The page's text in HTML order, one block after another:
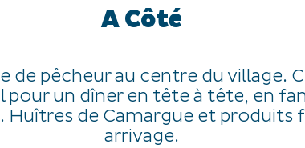
A Côté
de pêcheur au centre du village.
pour un dîner en tête à tête, en
Huîtres de Camargue et produits
arrivage.